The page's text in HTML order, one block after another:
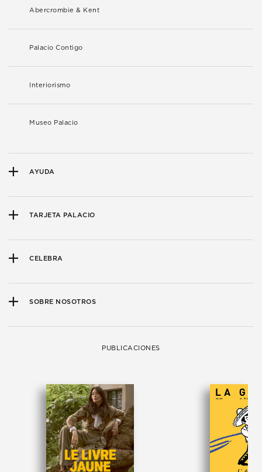
Abercrombie & Kent
Palacio Contigo
Interiorismo
Museo Palacio
AYUDA
TARJETA PALACIO
CELEBRA
SOBRE NOSOTROS
PUBLICACIONES